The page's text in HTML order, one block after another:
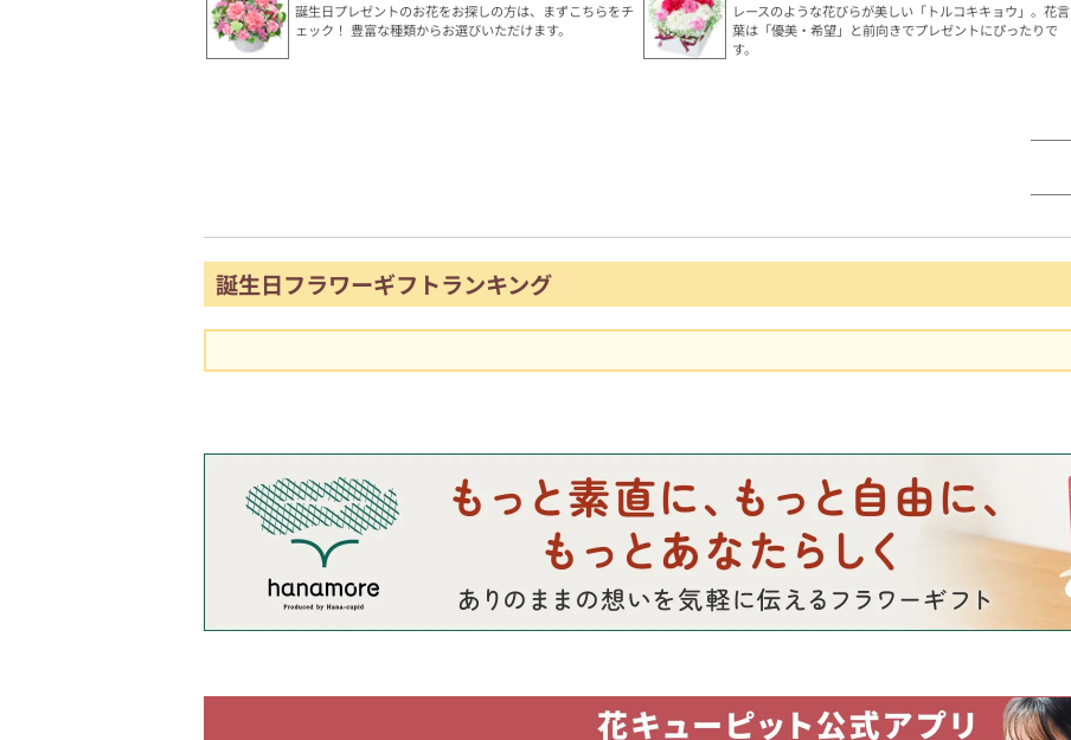
誕生日プレゼントのお花をお探しの方は、まずこちらをチ
ェック！ 豊富な種類からお選びいただけます。
レースのような花びらが美しい「トルコキキョウ」。花言
葉は「優美・希望」と前向きでプレゼントにぴったりで
す。
誕生日フラワーギフトランキング